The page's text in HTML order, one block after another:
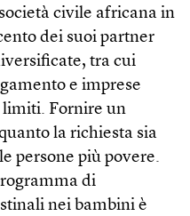
civile africana in
dei suoi partner
tra cui
e imprese
limiti. Fornire un
la richiesta sia
persone più povere.
di
nei bambini è